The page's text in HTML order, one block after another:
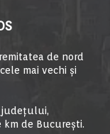
de nord
mai vechi şi
judeţului,
km de Bucureşti.